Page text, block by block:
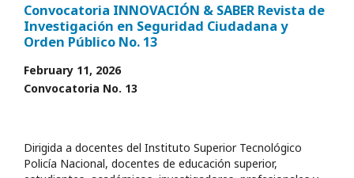
Convocatoria INNOVACIÓN & SABER Revista de
Investigación en Seguridad Ciudadana y
Orden Público No. 13
February 11, 2026
Convocatoria No. 13
Dirigida a docentes del Instituto Superior Tecnológico
Policía Nacional, docentes de educación superior,